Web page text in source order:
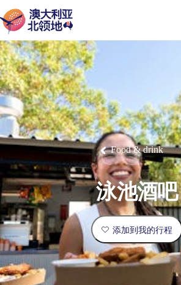
主
导
航
景
点
最
受
欢
迎
目
的
地
鲁园
国
家
公
园
家
公
园
提
维
群
岛
东
阿
纳
姆
地
马
塔
兰
卡
温
泉
池
米
鲁
克
国
公
园
鲁
/
魔
鬼
大
理
石
保
护
区
马
古
克
瀑
布
里
查
/
西
麦
克
唐
纳
国
家
公
园
活
动
体
验
旅
行
者
类
型
动险
生
动
植
物
和
遗
产
钓
鱼
高
端
旅
游
露
营
和
豪
华
野
营
旅
灵
感
规
划
和
预
订
通
Food & drink
泳池酒吧
添加到我的行程